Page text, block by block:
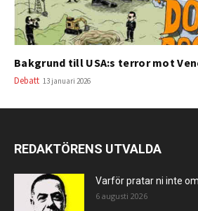
Bakgrund till USA:s terror mot
Debatt 13 januari 2026
REDAKTÖRENS UTVALDA
Varför pratar ni inte
6 augusti 2026